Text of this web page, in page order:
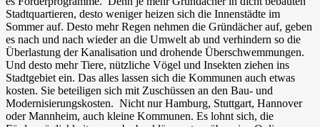
Stadtquartieren, desto weniger heizen sich die Innenstädte im
Sommer auf. Desto mehr Regen nehmen die Gründächer auf, geben
es nach und nach wieder an die Umwelt ab und verhindern so die
Überlastung der Kanalisation und drohende Überschwemmungen.
Und desto mehr Tiere, nützliche Vögel und Insekten ziehen ins
Stadtgebiet ein. Das alles lassen sich die Kommunen auch etwas
kosten. Sie beteiligen sich mit Zuschüssen an den Bau- und
Modernisierungskosten. Nicht nur Hamburg, Stuttgart, Hannover
oder Mannheim, auch kleine Kommunen. Es lohnt sich, die